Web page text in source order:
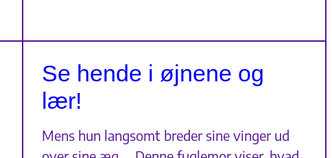
Se hende i øjnene og
lær!
Mens hun langsomt breder sine vinger ud